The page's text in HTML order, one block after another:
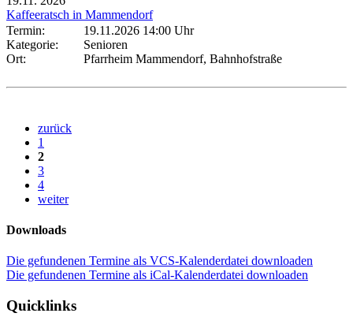
Kaffeeratsch in Mammendorf
Termin:
19.11.2026 14:00 Uhr
Kategorie:
Senioren
Ort:
Pfarrheim Mammendorf, Bahnhofstraße
zurück
1
2
3
4
weiter
Downloads
Die gefundenen Termine als VCS-Kalenderdatei downloaden
Die gefundenen Termine als iCal-Kalenderdatei downloaden
Quicklinks